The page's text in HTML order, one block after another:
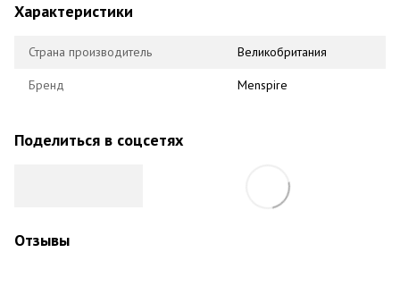
Характеристики
Страна производитель Великобритания
Бренд Menspire
Поделиться в соцсетях
Отзывы